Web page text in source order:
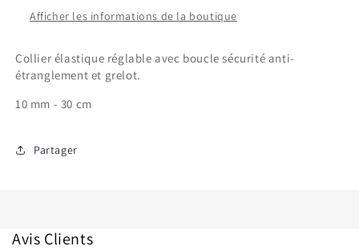
Afficher les informations de la boutique
Collier élastique réglable avec boucle sécurité anti-
étranglement et grelot.
10 mm - 30 cm
Partager
Avis Clients